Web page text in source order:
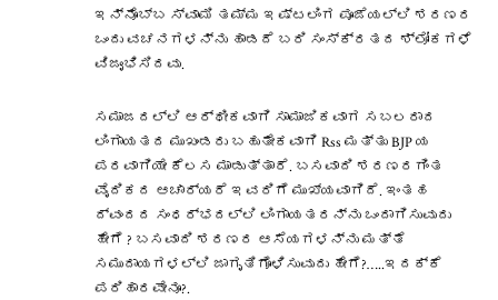
ಇನ್ನೊಬ್ಬ ಸ್ವಾಮಿ ತಮ್ಮ ಇಷ್ಟಲಿಂಗ ಪೂಜೆಯಲ್ಲಿ ಶರಣರ
ಒಂದು ವಚನಗಳನ್ನು ಹಾಡದೆ ಬರಿ ಸಂಸ್ಕ್ರತದ ಶ್ಲೋಕಗಳೆ
ವಿಜೃಂಭಿಸಿದವು.
ಸಮಾಜದಲ್ಲಿ ಆರ್ಥೀಕವಾಗಿ ಸಾಮಾಜಿಕವಾಗ ಸಬಲರಾದ
ಲಿಂಗಾಯತದ ಮುಖಂಡರು ಬಹುತೇಕವಾಗಿ Rss ಮತ್ತು BJP ಯ
ಪರವಾಗಿಯೇ ಕೆಲಸ ಮಾಡುತ್ತಾರೆ. ಬಸವಾದಿ ಶರಣರಗಿಂತ
ವೈದಿಕದ ಆಚಾರ್ಯರೆ ಇವರಿಗೆ ಮುಖ್ಯವಾಗಿದೆ. ಇಂತಹ
ದ್ವಂದದ ಸಂಧರ್ಭದಲ್ಲಿ ಲಿಂಗಾಯತರನ್ನು ಒಂದಾಗಿಸುವುದು
ಹೇಗೆ ? ಬಸವಾದಿ ಶರಣರ ಆಸೆಯಗಳನ್ನು ಮತ್ತೆ
ಸಮುದಾಯಗಳಲ್ಲಿ ಜಾಗೃತಿಗೊಳಿಸುವುದು ಹೇಗೆ?…..ಇದಕ್ಕೆ
ಪರಿಹಾರವೇನೂ?.